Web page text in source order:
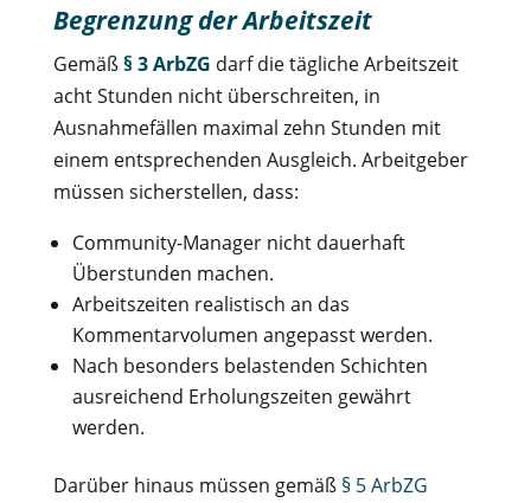
Begrenzung der Arbeitszeit
Gemäß§ 3 ArbZG darf die tägliche Arbeitszeit
acht Stunden nicht überschreiten, in
Ausnahmefällen maximal zehn Stunden mit
einem entsprechenden Ausgleich. Arbeitgeber
müssen sicherstellen, dass:
Community-Manager nicht dauerhaft
Überstunden machen.
Arbeitszeiten realistisch an das
Kommentarvolumen angepasst werden.
Nach besonders belastenden Schichten
ausreichend Erholungszeiten gewährt
werden.
Darüber hinaus müssen gemäß § 5 ArbZG